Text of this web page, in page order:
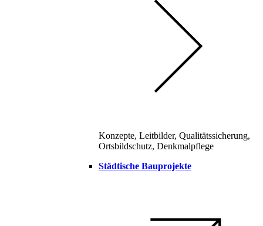
Konzepte, Leitbilder, Qualitätssicherung,
Ortsbildschutz, Denkmalpflege
Städtische Bauprojekte